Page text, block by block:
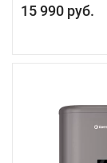
15 990 руб.